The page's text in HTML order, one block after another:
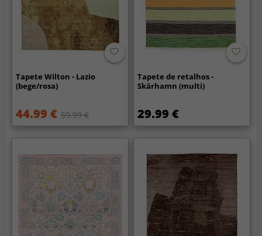
Tapete Wilton - Lazio
(bege/rosa)
44.99 € 59.99 €
Tapete de retalhos -
Skärhamn (multi)
29.99 €